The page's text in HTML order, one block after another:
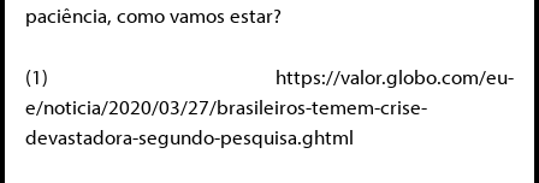
paciência, como vamos estar?
(1) https://valor.globo.com/eu-
e/noticia/2020/03/27/brasileiros-temem-crise-
devastadora-segundo-pesquisa.ghtml